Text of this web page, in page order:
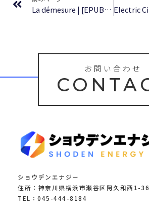
La démesure | [EPUB, PDF]
お問い合わせ
ショウデンエナジー
住所：神奈川県横浜市瀬谷区阿久和西1-
TEL：045-444-8184